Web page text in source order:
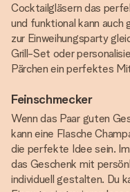
Cocktailgläsern das
und funktional kann auch
zur Einweihungsparty
Grill-Set oder
Pärchen ein perfektes
Feinschmecker
Wenn das Paar guten
kann eine Flasche
die perfekte Idee sein.
das Geschenk mit
individuell gestalten. Du